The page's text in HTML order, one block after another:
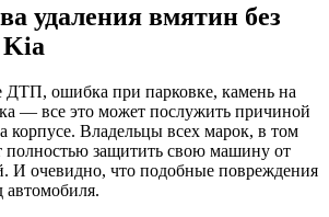
удаления вмятин без
Kia
ДТП, ошибка при парковке, камень на
— все это может послужить причиной
корпусе. Владельцы всех марок, в том
полностью защитить свою машину от
И очевидно, что подобные повреждения